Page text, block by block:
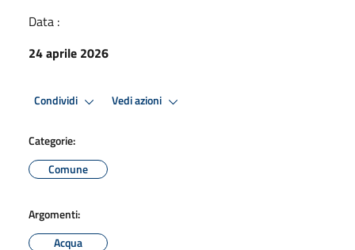
Data :
24 aprile 2026
Condividi Vedi azioni
Categorie:
Comune
Argomenti:
Acqua